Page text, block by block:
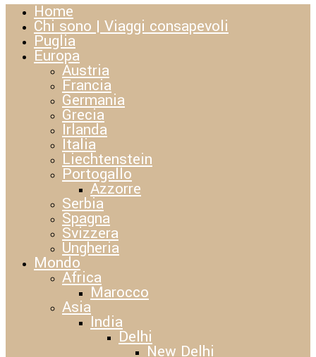
Home
Chi sono | Viaggi consapevoli
Puglia
Europa
Austria
Francia
Germania
Grecia
Irlanda
Italia
Liechtenstein
Portogallo
Azzorre
Serbia
Spagna
Svizzera
Ungheria
Mondo
Africa
Marocco
Asia
India
Delhi
New Delhi